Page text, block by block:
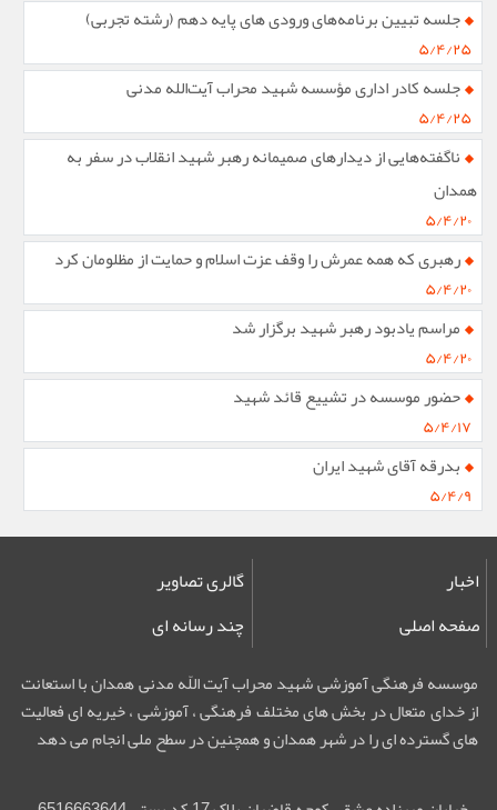
جلسه تبیین برنامه‌های ورودی های پایه دهم (رشته تجربی)
۵/۴/۲۵
جلسه کادر اداری مؤسسه شهید محراب آیت‌الله مدنی
۵/۴/۲۵
ناگفته‌هایی از دیدارهای صمیمانه رهبر شهید انقلاب در سفر به
همدان
۵/۴/۲۰
رهبری که همه عمرش را وقف عزت اسلام و حمایت از مظلومان کرد
۵/۴/۲۰
مراسم یادبود رهبر شهید برگزار شد
۵/۴/۲۰
حضور موسسه در تشییع قائد شهید
۵/۴/۱۷
بدرقه آقای شهید ایران
۵/۴/۹
اخبار
صفحه اصلی
گالری تصاویر
چند رسانه ای
موسسه فرهنگی آموزشی شهید محراب آیت اللّه مدنی همدان با استعانت
از خدای متعال در بخش های مختلف فرهنگی ، آموزشی ، خیریه ای فعالیت
های گسترده ای را در شهر همدان و همچنین در سطح ملی انجام می دهد